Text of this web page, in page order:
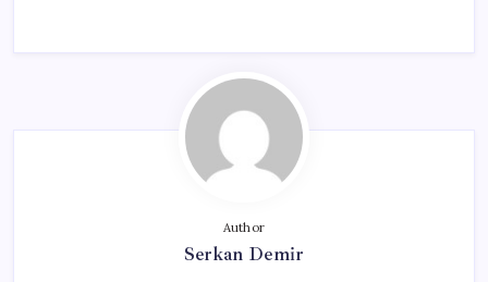
Author
Serkan Demir